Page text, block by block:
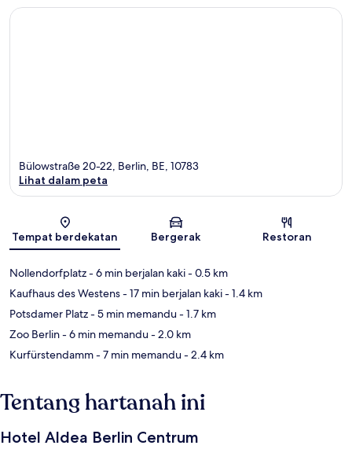
Peta
Bülowstraße 20-22, Berlin, BE, 10783
Lihat dalam peta
Tempat berdekatan Bergerak Restoran
Nollendorfplatz- 6 min berjalan kaki- 0.5 km
Kaufhaus des Westens- 17 min berjalan kaki- 1.4 km
Potsdamer Platz- 5 min memandu- 1.7 km
Zoo Berlin- 6 min memandu- 2.0 km
Kurfürstendamm- 7 min memandu- 2.4 km
Tentang hartanah ini
Hotel Aldea Berlin Centrum